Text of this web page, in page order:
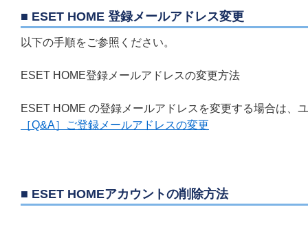
■ ESET HOME 登録メールアドレス変更
以下の手順をご参照ください。
ESET HOME登録メールアドレスの変更方法
ESET HOME の登録メールアドレスを変更する場合は、
［Q&A］ご登録メールアドレスの変更
■ ESET HOMEアカウントの削除方法